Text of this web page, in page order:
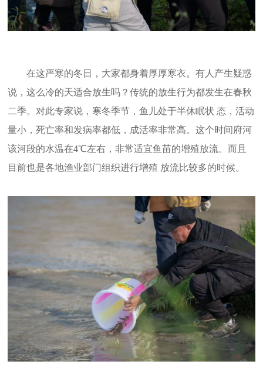
在这严寒的冬日，大家都身着厚厚寒衣。有人产生疑惑
说，这么冷的天适合放生吗？传统的放生行为都发生在春秋
二季。对此专家说，寒冬季节，鱼儿处于半休眠状 态，活动
量小，死亡率和发病率都低，成活率非常高。这个时间府河
该河段的水温在4℃左右，非常适宜鱼苗的增殖放流。而且
目前也是各地渔业部门组织进行增殖 放流比较多的时候。